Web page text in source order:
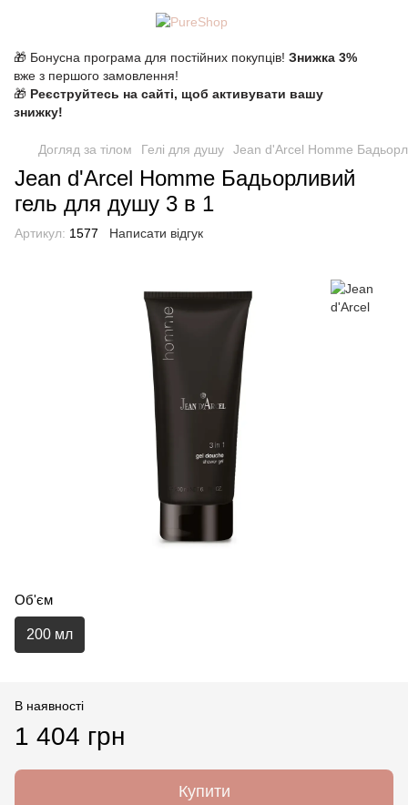
🎁 Бонусна програма для постійних покупців! Знижка 3%
вже з першого замовлення!
🎁 Реєструйтесь на сайті, щоб активувати вашу
знижку!
Догляд за тілом Гелі для душу Jean d'Arcel Homme
Jean d'Arcel Homme Бадьорливий
гель для душу 3 в 1
Артикул: 1577 Написати відгук
Об'єм
200 мл
В наявності
1 404 грн
Купити